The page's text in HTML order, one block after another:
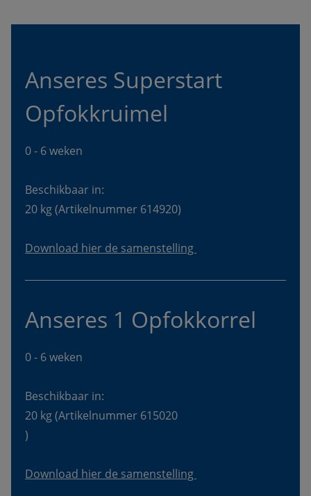
Anseres Superstart
Opfokkruimel
Beschikbaar in:
Download hier de samenstelling
Beschikbaar in:
20 kg (Artikelnummer 615020
Download hier de samenstelling